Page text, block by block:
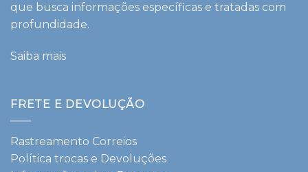
que busca informações específicas e tratadas com
profundidade.
Saiba mais
FRETE E DEVOLUÇÃO
Rastreamento Correios
Política trocas e Devoluções